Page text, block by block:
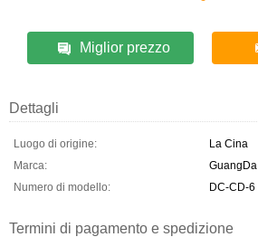
Miglior prezzo
Dettagli
Luogo di origine:
La Cina
Marca:
GuangDa
Numero di modello:
DC-CD-6
Termini di pagamento e spedizione